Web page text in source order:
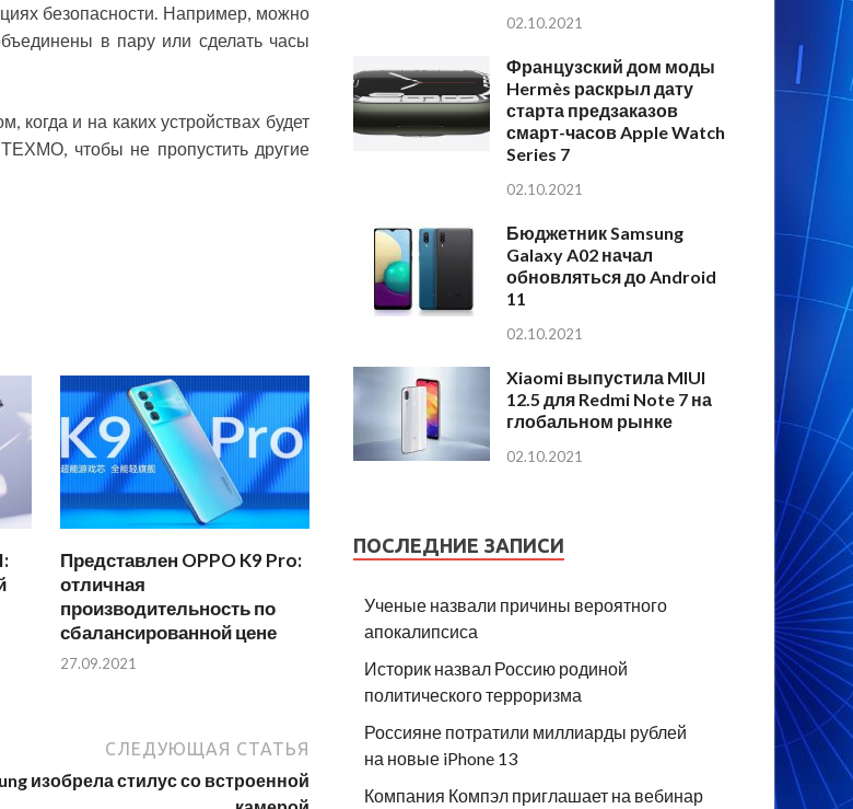
безопасности. Например, можно
в пару или сделать часы
и на каких устройствах будет
чтобы не пропустить другие
Представлен OPPO K9 Pro:
отличная
производительность по
сбалансированной цене
27.09.2021
СЛЕДУЮЩАЯ СТАТЬЯ
изобрела стилус со встроенной
02.10.2021
Французский дом моды
Hermès раскрыл дату
старта предзаказов
смарт-часов Apple Watch
Series 7
02.10.2021
Бюджетник Samsung
Galaxy A02 начал
обновляться до Android
11
02.10.2021
Xiaomi выпустила MIUI
12.5 для Redmi Note 7 на
глобальном рынке
02.10.2021
ПОСЛЕДНИЕ ЗАПИСИ
Ученые назвали причины вероятного
апокалипсиса
Историк назвал Россию родиной
политического терроризма
Россияне потратили миллиарды рублей
на новые iPhone 13
Компания Компэл приглашает на вебинар